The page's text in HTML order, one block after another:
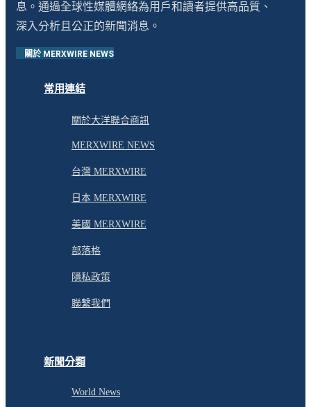
息。通過全球性媒體網絡為用戶和讀者提供高品質、
深入分析且公正的新聞消息。
關於 MERXWIRE NEWS
常用連結
關於大洋聯合商訊
MERXWIRE NEWS
台灣 MERXWIRE
日本 MERXWIRE
美國 MERXWIRE
部落格
隱私政策
聯繫我們
新聞分類
World News